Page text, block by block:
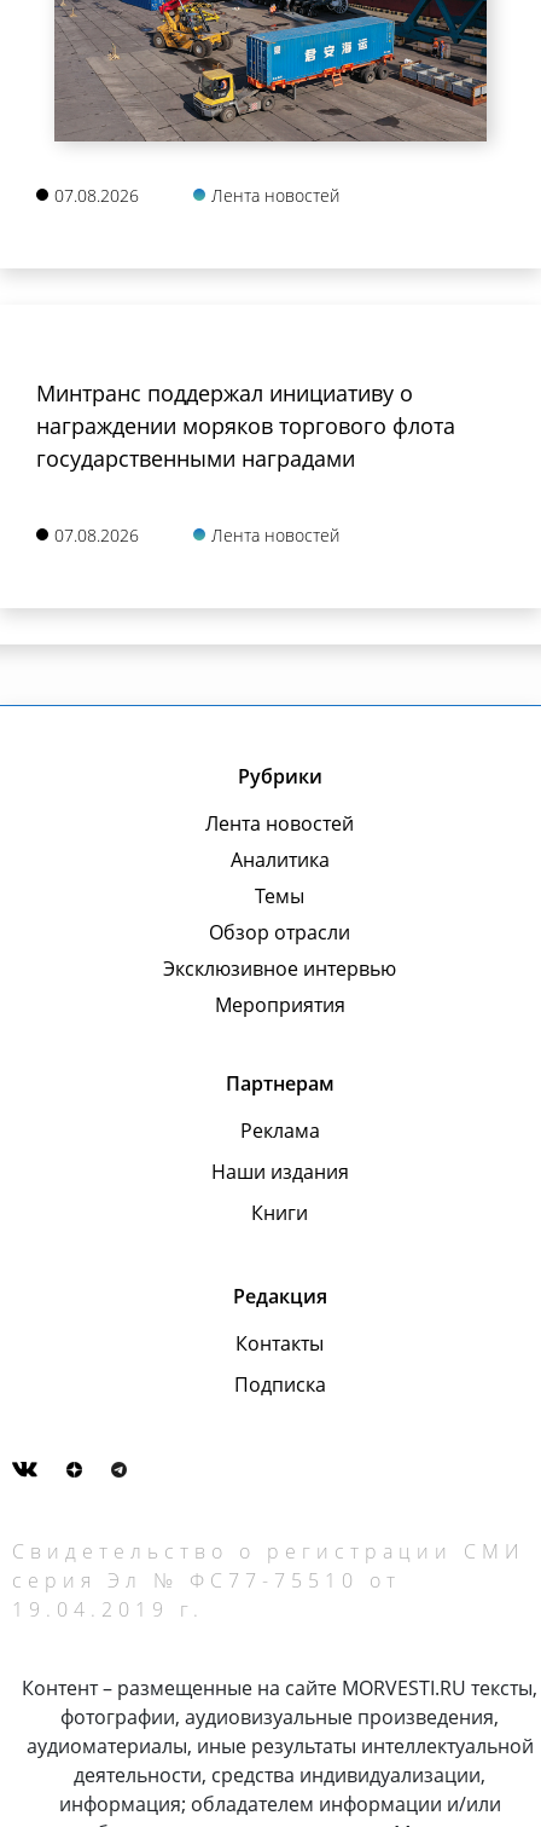
07.08.2026 Лента новостей
Минтранс поддержал инициативу о
награждении моряков торгового флота
государственными наградами
07.08.2026 Лента новостей
Рубрики
Лента новостей
Аналитика
Темы
Обзор отрасли
Эксклюзивное интервью
Мероприятия
Партнерам
Реклама
Наши издания
Книги
Редакция
Контакты
Подписка
Свидетельство о регистрации СМИ
серия Эл № ФС77-75510 от
19.04.2019 г.
Контент – размещенные на сайте MORVESTI.RU тексты,
фотографии, аудиовизуальные произведения,
аудиоматериалы, иные результаты интеллектуальной
деятельности, средства индивидуализации,
информация; обладателем информации и/или